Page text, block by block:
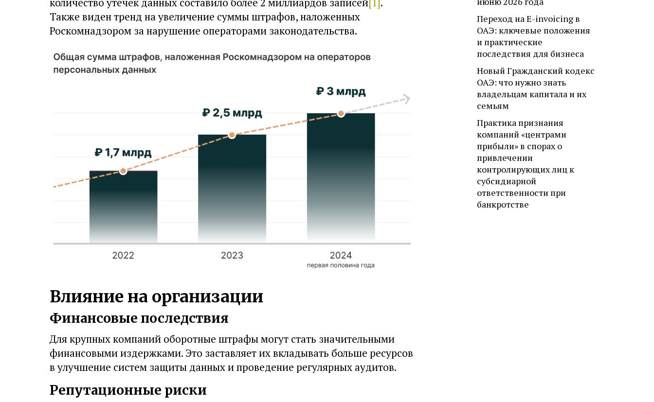
Также виден тренд на увеличение суммы штрафов, наложенных
Роскомнадзором за нарушение операторами законодательства.
Влияние на организации
Финансовые последствия
Для крупных компаний оборотные штрафы могут стать значительными
финансовыми издержками. Это заставляет их вкладывать больше ресурсов
в улучшение систем защиты данных и проведение регулярных аудитов.
Репутационные риски
Переход на E-invoicing в
ОАЭ: ключевые положения
и практические
последствия для бизнеса
Новый Гражданский кодекс
ОАЭ: что нужно знать
владельцам капитала и их
семьям
Практика признания
компаний «центрами
прибыли» в спорах о
привлечении
контролирующих лиц к
субсидиарной
ответственности при
банкротстве